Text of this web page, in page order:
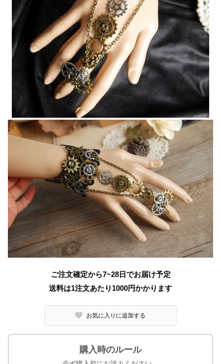
ご注文確定から7~28日でお届け予定
送料は1注文あたり 1000円かかります
お気に入りに追加する
購入時のルール